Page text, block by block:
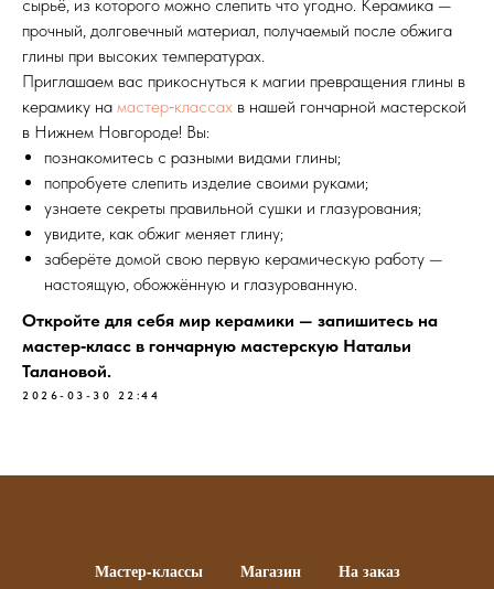
сырьё, из которого можно слепить что угодно. Керамика —
прочный, долговечный материал, получаемый после обжига
глины при высоких температурах.
Приглашаем вас прикоснуться к магии превращения глины в
керамику на мастер‑классах в нашей гончарной мастерской
в Нижнем Новгороде! Вы:
познакомитесь с разными видами глины;
попробуете слепить изделие своими руками;
узнаете секреты правильной сушки и глазурования;
увидите, как обжиг меняет глину;
заберёте домой свою первую керамическую работу —
настоящую, обожжённую и глазурованную.
Откройте для себя мир керамики — запишитесь на
мастер‑класс в гончарную мастерскую Натальи
Талановой.
2026-03-30 22:44
Мастер-классы Магазин
На заказ